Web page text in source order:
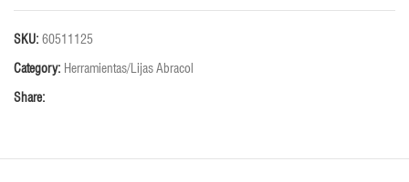
SKU: 60511125
Category: Herramientas/Lijas Abracol
Share: